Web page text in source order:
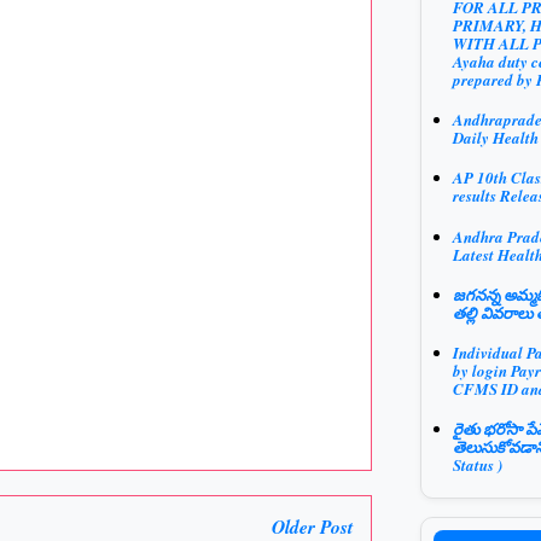
Older Post
FOR ALL
PRIMARY,
WITH ALL
Ayaha duty
prepared by
Daily Health
AP 10th
results
Andhra
Latest
జగనన్న
తల్లి వివరాలు
Individual
by login
CFMS ID
రైతు భరోసా
Status )